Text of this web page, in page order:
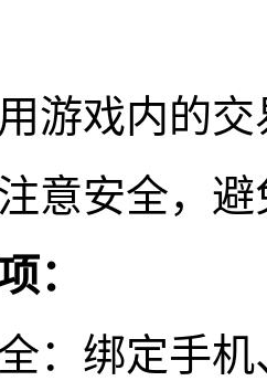
游戏内的
意安全，
：
：绑定手